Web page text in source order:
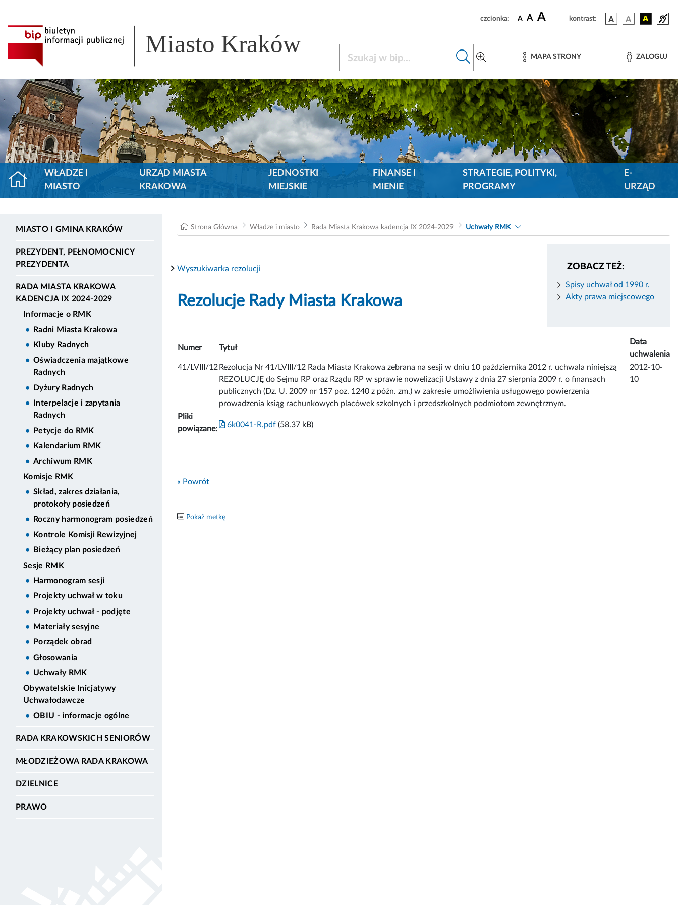
czcionka: A A A kontrast:
Miasto Kraków MAPA STRONY ZALOGUJ
WŁADZE I
MIASTO
URZĄD MIASTA
KRAKOWA
JEDNOSTKI
MIEJSKIE
FINANSE I
MIENIE
STRATEGIE, POLITYKI,
PROGRAMY
E-
URZĄD
MIASTO I GMINA KRAKÓW
PREZYDENT, PEŁNOMOCNICY
PREZYDENTA
RADA MIASTA KRAKOWA
KADENCJA IX 2024-2029
Informacje o RMK
Radni Miasta Krakowa
Kluby Radnych
Oświadczenia majątkowe
Radnych
Dyżury Radnych
Interpelacje i zapytania
Radnych
Petycje do RMK
Kalendarium RMK
Archiwum RMK
Komisje RMK
Skład, zakres działania,
protokoły posiedzeń
Roczny harmonogram posiedzeń
Kontrole Komisji Rewizyjnej
Bieżący plan posiedzeń
Sesje RMK
Harmonogram sesji
Projekty uchwał w toku
Projekty uchwał - podjęte
Materiały sesyjne
Porządek obrad
Głosowania
Uchwały RMK
Obywatelskie Inicjatywy
Uchwałodawcze
OBIU - informacje ogólne
RADA KRAKOWSKICH SENIORÓW
MŁODZIEŻOWA RADA KRAKOWA
DZIELNICE
PRAWO
Strona Główna Władze i miasto Rada Miasta Krakowa kadencja IX 2024-2029 Uchwały RMK
ZOBACZ TEŻ:
Spisy uchwał od 1990 r.
Akty prawa miejscowego
Wyszukiwarka rezolucji
Rezolucje Rady Miasta Krakowa
Numer Tytuł
Data
uchwalenia
41/LVIII/12Rezolucja Nr 41/LVIII/12 Rada Miasta Krakowa zebrana na sesji w dniu 10 października 2012 r. uchwala niniejszą
REZOLUCJĘ do Sejmu RP oraz Rządu RP w sprawie nowelizacji Ustawy z dnia 27 sierpnia 2009 r. o finansach
publicznych (Dz. U. 2009 nr 157 poz. 1240 z późn. zm.) w zakresie umożliwienia usługowego powierzenia
prowadzenia ksiąg rachunkowych placówek szkolnych i przedszkolnych podmiotom zewnętrznym.
2012-10-
10
Pliki
powiązane:
6k0041-R.pdf (58.37 kB)
« Powrót
Pokaż metkę